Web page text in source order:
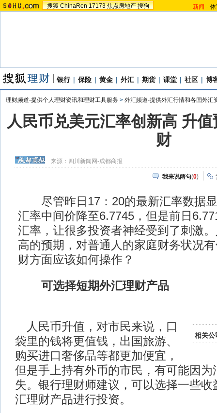
搜狐 ChinaRen 17173 焦点房地产 搜狗 新闻 -
银行 | 保险 | 黄金 | 外汇 | 期货 | 课堂 | 社区 | 博
理财频道-提供个人理财资讯和理财工具服务 > 外汇频道-提供外汇行情和各国外汇
人民币兑美元汇率创新高 升
财
来源： 四川新闻网-成都商报
我来说两句(0)
尽管昨日17：20的最新汇率数据显
汇率中间价降至6.7745，但是前日
汇率，让很多投资者神经受到了刺激
高的预期，对普通人的家庭财务状况
财方面应该如何操作？
可选择短期外汇理财产品
相关公
人民币升值，对市民来说，口
袋里的钱将更值钱，出国旅游、
购买进口奢侈品等都更加便宜，
但是手上持有外币的市民，有可能因为
失。银行理财师建议，可以选择一些收
汇理财产品进行投资。